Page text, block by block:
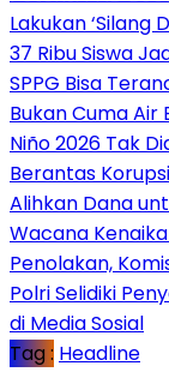
Lakukan ‘Silang
37 Ribu Siswa
SPPG Bisa
Bukan Cuma Air
Niño 2026 Tak
Berantas
Alihkan Dana
Wacana
Penolakan,
Polri Selidiki
di Media Sosial
Tag : Headline